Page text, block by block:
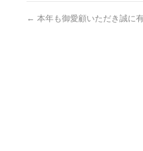
← 本年も御愛顧いただき誠に